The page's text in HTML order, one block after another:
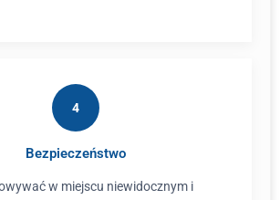
4
Bezpieczeństwo
w miejscu niewidocznym i